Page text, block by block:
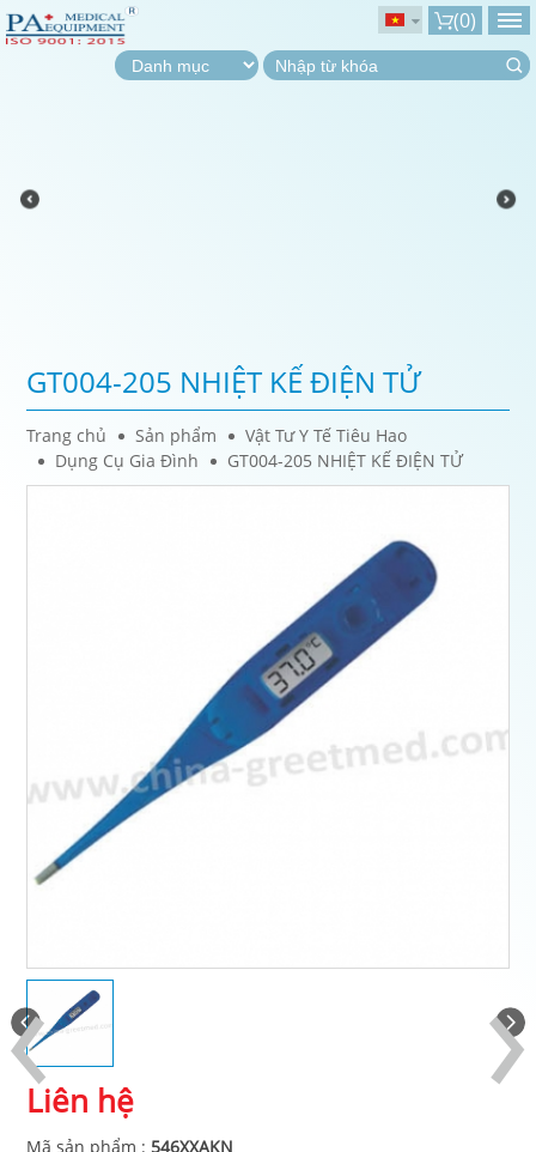
(0)
GT004-205 NHIỆT KẾ ĐIỆN TỬ
Trang chủ Sản phẩm
Vật Tư Y Tế Tiêu Hao
Dụng Cụ Gia Đình
GT004-205 NHIỆT KẾ ĐIỆN TỬ
Liên hệ
Mã sản phẩm : 546XXAKN